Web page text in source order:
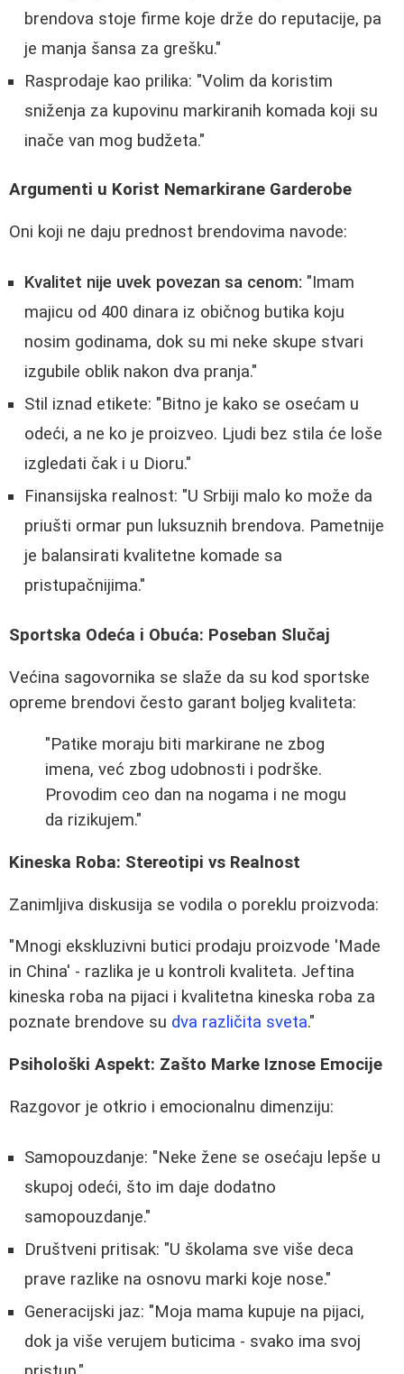
brendova stoje firme koje drže do reputacije, pa
je manja šansa za grešku."
Rasprodaje kao prilika: "Volim da koristim
sniženja za kupovinu markiranih komada koji su
inače van mog budžeta."
Argumenti u Korist Nemarkirane Garderobe
Oni koji ne daju prednost brendovima navode:
Kvalitet nije uvek povezan sa cenom: "Imam
majicu od 400 dinara iz običnog butika koju
nosim godinama, dok su mi neke skupe stvari
izgubile oblik nakon dva pranja."
Stil iznad etikete: "Bitno je kako se osećam u
odeći, a ne ko je proizveo. Ljudi bez stila će loše
izgledati čak i u Dioru."
Finansijska realnost: "U Srbiji malo ko može da
priušti ormar pun luksuznih brendova. Pametnije
je balansirati kvalitetne komade sa
pristupačnijima."
Sportska Odeća i Obuća: Poseban Slučaj
Većina sagovornika se slaže da su kod sportske
opreme brendovi često garant boljeg kvaliteta:
"Patike moraju biti markirane ne zbog
imena, već zbog udobnosti i podrške.
Provodim ceo dan na nogama i ne mogu
da rizikujem."
Kineska Roba: Stereotipi vs Realnost
Zanimljiva diskusija se vodila o poreklu proizvoda:
"Mnogi ekskluzivni butici prodaju proizvode 'Made
in China' - razlika je u kontroli kvaliteta. Jeftina
kineska roba na pijaci i kvalitetna kineska roba za
poznate brendove su dva različita sveta."
Psihološki Aspekt: Zašto Marke Iznose Emocije
Razgovor je otkrio i emocionalnu dimenziju:
Samopouzdanje: "Neke žene se osećaju lepše u
skupoj odeći, što im daje dodatno
samopouzdanje."
Društveni pritisak: "U školama sve više deca
prave razlike na osnovu marki koje nose."
Generacijski jaz: "Moja mama kupuje na pijaci,
dok ja više verujem buticima - svako ima svoj